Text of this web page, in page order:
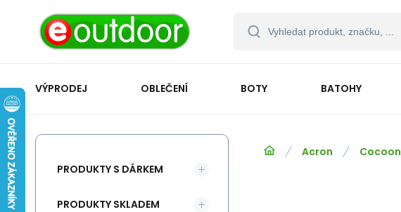
VÝPRODEJ OBLEČENÍ BOTY BATOHY
Acron Cocoon
PRODUKTY S DÁRKEM
PRODUKTY SKLADEM